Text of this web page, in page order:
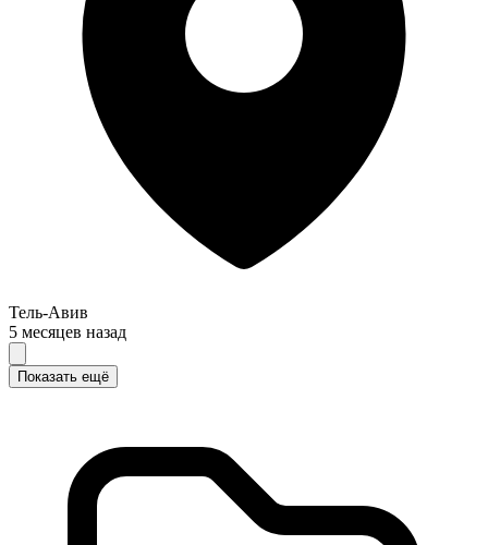
Тель-Авив
5 месяцев назад
Показать ещё